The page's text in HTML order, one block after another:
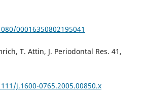
00016350802195041
T. Attin, J. Periodontal Res. 41,
j.1600-0765.2005.00850.x